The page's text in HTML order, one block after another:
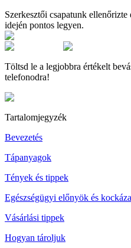
Szerkesztői csapatunk
idején pontos legyen.
Töltsd le a legjobbra értékelt
telefonodra!
Tartalomjegyzék
Bevezetés
Tápanyagok
Tények és tippek
Egészségügyi előnyök és
Vásárlási tippek
Hogyan tároljuk